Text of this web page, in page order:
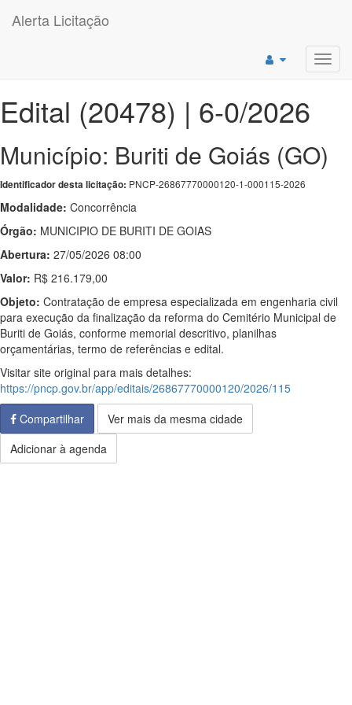
Alerta Licitação
Edital (20478) | 6-0/2026
Município: Buriti de Goiás (GO)
Identificador desta licitação: PNCP-26867770000120-1-000115-2026
Modalidade: Concorrência
Órgão: MUNICIPIO DE BURITI DE GOIAS
Abertura: 27/05/2026 08:00
Valor: R$ 216.179,00
Objeto: Contratação de empresa especializada em engenharia civil
para execução da finalização da reforma do Cemitério Municipal de
Buriti de Goiás, conforme memorial descritivo, planilhas
orçamentárias, termo de referências e edital.
Visitar site original para mais detalhes:
https://pncp.gov.br/app/editais/26867770000120/2026/115
Compartilhar
Ver mais da mesma cidade
Adicionar à agenda